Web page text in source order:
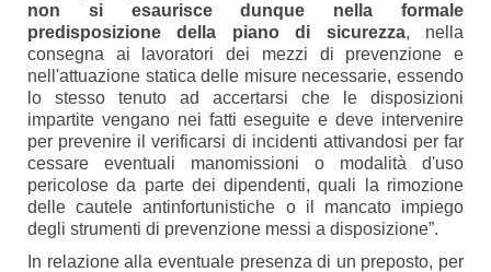
non si esaurisce dunque nella formale
predisposizione della piano di sicurezza, nella
consegna ai lavoratori dei mezzi di prevenzione e
nell'attuazione statica delle misure necessarie, essendo
lo stesso tenuto ad accertarsi che le disposizioni
impartite vengano nei fatti eseguite e deve intervenire
per prevenire il verificarsi di incidenti attivandosi per far
cessare eventuali manomissioni o modalità d'uso
pericolose da parte dei dipendenti, quali la rimozione
delle cautele antinfortunistiche o il mancato impiego
degli strumenti di prevenzione messi a disposizione”.
In relazione alla eventuale presenza di un preposto, per